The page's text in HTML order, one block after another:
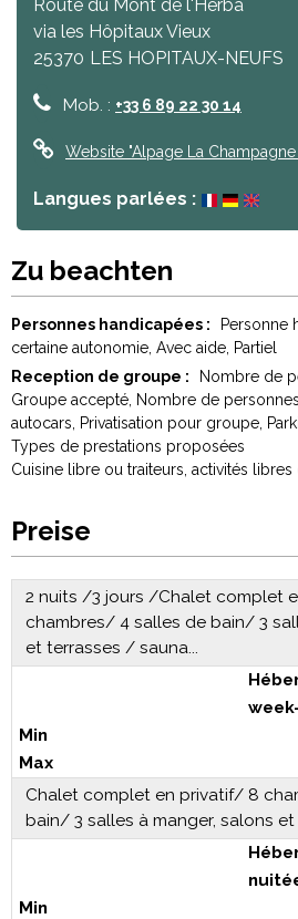
Route du Mont de l'Herba
via les Hôpitaux Vieux
25370 LES HOPITAUX-NEUFS
Mob. : +33 6 89 22 30 14
Website "Alpage La
Langues parlées :
Zu beachten
Personnes handicapées : Personne
certaine autonomie Avec aide Partiel
Reception de groupe :
Nombre de
Groupe accepté Nombre de
autocars
Privatisation pour groupe
Types de prestations proposées
Cuisine libre ou traiteurs, activités libres
Preise
2 nuits /3 jours /Chalet complet
chambres/ 4 salles de bain/ 3
et terrasses / sauna...
Chalet complet en privatif/ 8
bain/ 3 salles à manger, salons